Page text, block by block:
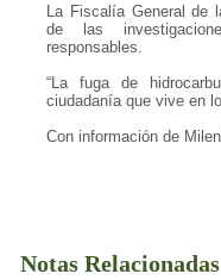
La Fiscalía General de
de las
responsables.
“La fuga de
ciudadanía que vive en
Con información de
Notas Relacionadas